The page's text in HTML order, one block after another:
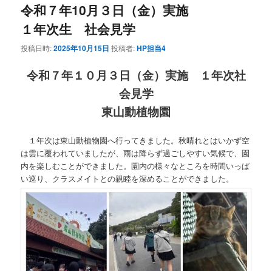
令和７年10月３日（金）実施
１年次生 社会見学
投稿日時:2025年10月15日 投稿者:HP担当4
令和７年１０月３日（金）実施 １年次社
会見学
東山動植物園
１年次は東山動植物園へ行ってきました。秋晴れとはいかず空
は雲に覆われていましたが、雨は降らず過ごしやすい気候で、園
内を楽しむことができました。園内の様々なところを時間いっぱ
い巡り、クラスメイトとの親睦を深めることができました。